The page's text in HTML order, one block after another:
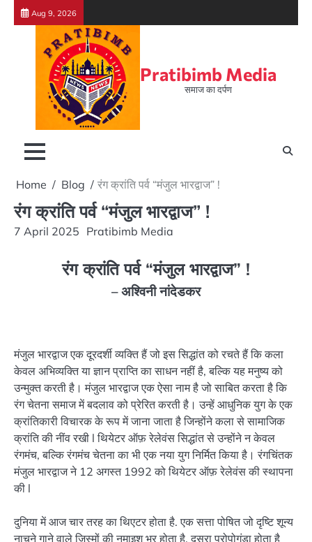
Skip
Aug 9, 2026
Pratibimb Media
समाज का दर्पण
Home Blog रंग क्रांति पर्व “मंजुल भारद्वाज” !
रंग क्रांति पर्व “मंजुल भारद्वाज” !
7 April 2025 Pratibimb Media
रंग क्रांति पर्व “मंजुल भारद्वाज” !
– अश्विनी नांदेडकर
मंजुल भारद्वाज एक दूरदर्शी व्यक्ति हैं जो इस सिद्धांत को रचते हैं कि कला
केवल अभिव्यक्ति या ज्ञान प्राप्ति का साधन नहीं है, बल्कि यह मनुष्य को
उन्मुक्त करती है। मंजुल भारद्वाज एक ऐसा नाम है जो साबित करता है कि
रंग चेतना समाज में बदलाव को प्रेरित करती है। उन्हें आधुनिक युग के एक
क्रांतिकारी विचारक के रूप में जाना जाता है जिन्होंने कला से सामाजिक
क्रांति की नींव रखी l थियेटर ऑफ़ रेलेवंस सिद्धांत से उन्होंने न केवल
रंगमंच, बल्कि रंगमंच चेतना का भी एक नया युग निर्मित किया है। रंगचिंतक
मंजुल भारद्वाज ने 12 अगस्त 1992 को थियेटर ऑफ़ रेलेवंस की स्थापना
की l
दुनिया में आज चार तरह का थिएटर होता है. एक सत्ता पोषित जो दृष्टि शून्य
नाचने गाने वाले जिस्मों की नुमाइश भर होता है. दूसरा प्रोपोगंडा होता है